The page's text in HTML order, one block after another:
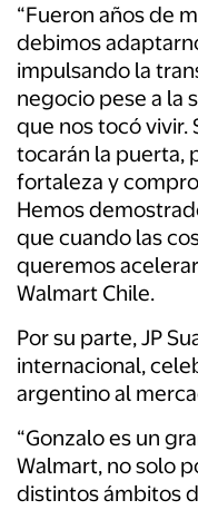
“Fueron años de
debimos
impulsando la
negocio pese a la
que nos tocó vivir.
tocarán la puerta,
fortaleza y
Hemos
que cuando las
queremos
Walmart Chile.
Por su parte, JP
internacional,
argentino al
“Gonzalo es un
Walmart, no solo
distintos ámbitos